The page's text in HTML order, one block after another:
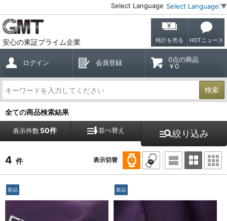
Select Language Select Language ▼
安心の東証プライム企業 時計を売る HOTニュース
ログイン 会員登録
0点の商品
￥0
検索
全ての商品検索結果
表示件数50件 並べ替え 絞り込み
4 件 表示切替
新品 新品